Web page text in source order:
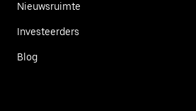
Nieuwsruimte
Investeerders
Blog